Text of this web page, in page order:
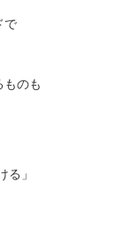
で
ものも
る」